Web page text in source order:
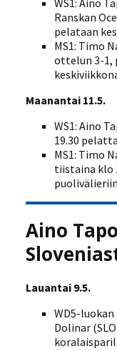
Ranskan
pelataan
MS1: Timo
ottelun 3-1,
Maanantai 11.5.
WS1: Aino
19.30
MS1: Timo
tiistaina klo
Aino
Lauantai 9.5.
WD5-
Dolinar